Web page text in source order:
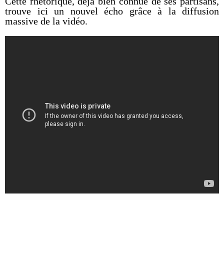
trouve ici un nouvel écho grâce à la diffusion
massive de la vidéo.